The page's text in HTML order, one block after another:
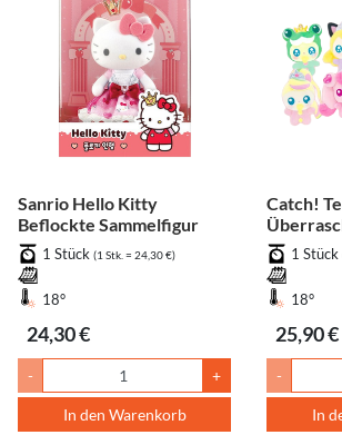
Sanrio Hello Kitty
Beflockte Sammelfigur
1 Stück (1 Stk. = 24,30 €)
18°
24,30 €
- +
In den Warenkorb
Catch!
(zufällig)
1 Stück
18°
25,90 €
-
In